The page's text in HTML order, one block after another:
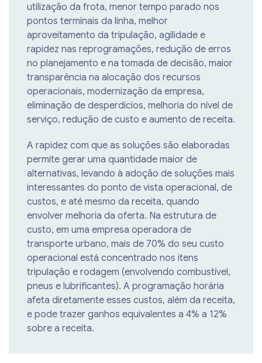
utilização da frota, menor tempo parado nos
pontos terminais da linha, melhor
aproveitamento da tripulação, agilidade e
rapidez nas reprogramações, redução de erros
no planejamento e na tomada de decisão, maior
transparência na alocação dos recursos
operacionais, modernização da empresa,
eliminação de desperdícios, melhoria do nível de
serviço, redução de custo e aumento de receita.
A rapidez com que as soluções são elaboradas
permite gerar uma quantidade maior de
alternativas, levando à adoção de soluções mais
interessantes do ponto de vista operacional, de
custos, e até mesmo da receita, quando
envolver melhoria da oferta. Na estrutura de
custo, em uma empresa operadora de
transporte urbano, mais de 70% do seu custo
operacional está concentrado nos itens
tripulação e rodagem (envolvendo combustível,
pneus e lubrificantes). A programação horária
afeta diretamente esses custos, além da receita,
e pode trazer ganhos equivalentes a 4% a 12%
sobre a receita.